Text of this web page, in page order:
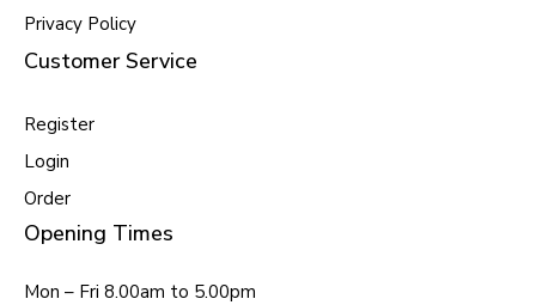
Privacy Policy
Customer Service
Register
Login
Order
Opening Times
Mon – Fri 8.00am to 5.00pm